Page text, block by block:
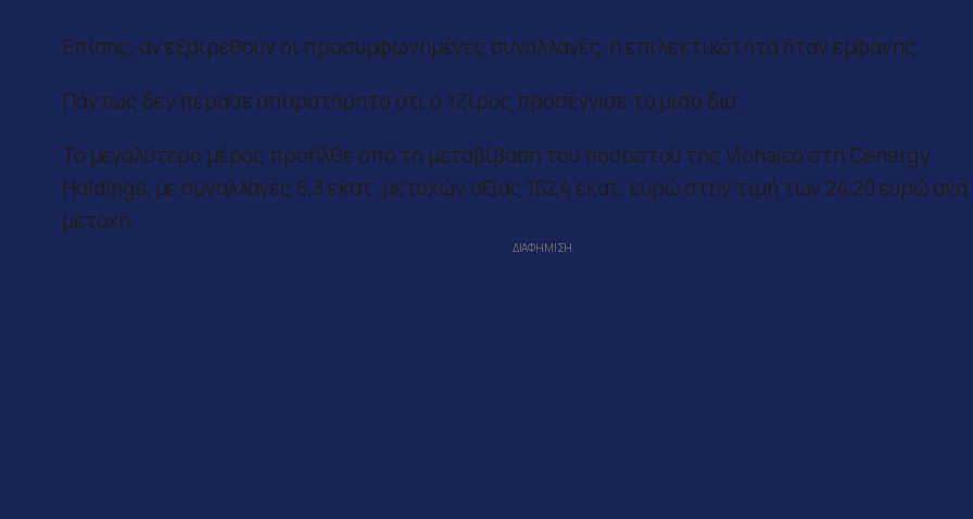
Επίσης, αν εξαιρεθούν οι προσυμφωνημένες συναλλαγές, η επιλεκτικότητα ήταν εμφανής.
Πάντως δεν πέρασε απαρατήρητο ότι ο τζίρος προσέγγισε το μισό δισ.
Το μεγαλύτερο μέρος προήλθε από τη μεταβίβαση του ποσοστού της Viohalco στη Cenergy
Holdings, με συναλλαγές 6,3 εκατ. μετοχών αξίας 152,4 εκατ. ευρώ στην τιμή των 24,20 ευρώ ανά
μετοχή.